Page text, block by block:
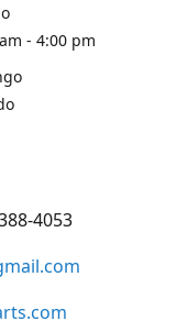
- 4:00 pm
4053